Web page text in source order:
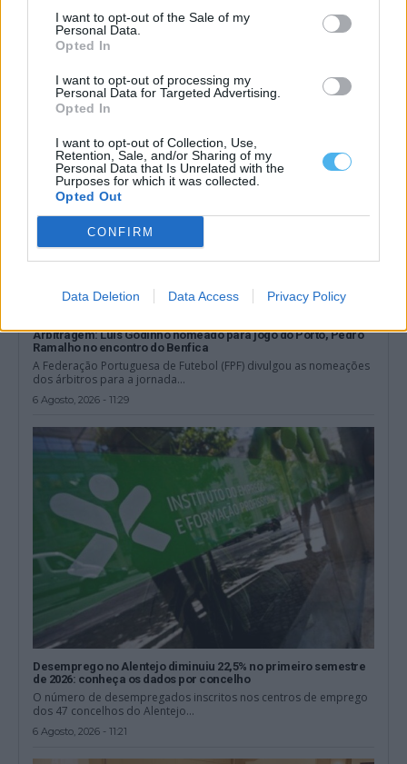
I want to opt-out of the Sale of my
Personal Data.
Opted In
I want to opt-out of processing my
Personal Data for Targeted Advertising.
Opted In
I want to opt-out of Collection, Use,
Retention, Sale, and/or Sharing of my
Personal Data that Is Unrelated with the
Purposes for which it was collected.
Opted Out
CONFIRM
Data Deletion Data Access Privacy Policy
médicos do distrito de Beja
O deputado do Chega por Beja quer saber qual a solução do
Governo para,...
Arbitragem: Luís Godinho nomeado para jogo do Porto, Pedro
Ramalho no encontro do Benfica
A Federação Portuguesa de Futebol (FPF) divulgou as nomeações
dos árbitros para a jornada...
6 Agosto, 2026 - 11:29
Desemprego no Alentejo diminuiu 22,5% no primeiro semestre
de 2026: conheça os dados por concelho
O número de desempregados inscritos nos centros de emprego
dos 47 concelhos do Alentejo...
6 Agosto, 2026 - 11:21